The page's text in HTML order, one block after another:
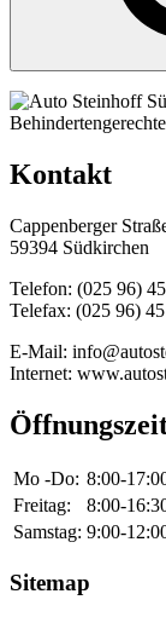
Kontakt
Cappenberger
59394 Südkirchen
Telefon: (025 96)
Telefax: (025 96)
E-Mail:
Internet:
Mo -Do: 8:00-
Freitag:
8:00-
Samstag: 9:00-
Sitemap